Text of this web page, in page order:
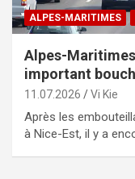
ALPES-MARITIMES
Alpes-
important
11.07.2026 Vi Kie
Après les
à Nice-Est, il y a